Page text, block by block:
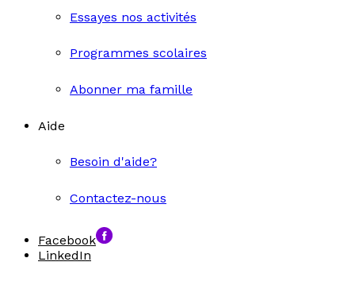
Essayes nos activités
Programmes scolaires
Abonner ma famille
Aide
Besoin d'aide?
Contactez-nous
Facebook
LinkedIn